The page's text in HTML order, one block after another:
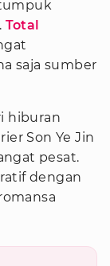
Total
saja sumber
hiburan
Son Ye Jin
pesat.
dengan